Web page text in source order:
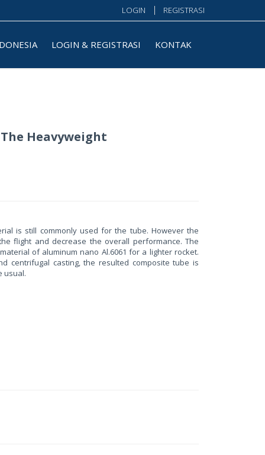
LOGIN REGISTRASI
LOGIN & REGISTRASI KONTAK
Heavyweight
is still commonly used for the tube. However the
flight and decrease the overall performance. The
of aluminum nano Al.6061 for a lighter rocket.
centrifugal casting, the resulted composite tube is
usual.